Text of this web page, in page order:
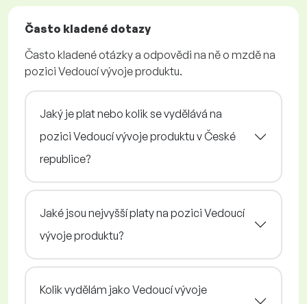
Často kladené dotazy
Často kladené otázky a odpovědi na ně o mzdě na
pozici Vedoucí vývoje produktu.
Jaký je plat nebo kolik se vydělává na
pozici Vedoucí vývoje produktu v České
republice?
Jaké jsou nejvyšší platy na pozici Vedoucí
vývoje produktu?
Kolik vydělám jako Vedoucí vývoje